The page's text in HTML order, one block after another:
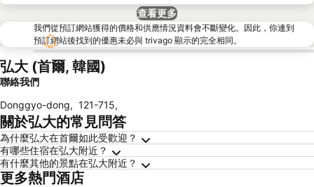
查看更多
我們從預訂網站獲得的價格和供應情況資料會不斷變化。因此，你連到
預訂網站後找到的優惠未必與 trivago 顯示的完全相同。
弘大 (首爾, 韓國)
聯絡我們
Donggyo-dong, 121-715,
關於弘大的常見問答
為什麼弘大在首爾如此受歡迎？
有哪些住宿在弘大附近？
有什麼其他的景點在弘大附近？
更多熱門酒店